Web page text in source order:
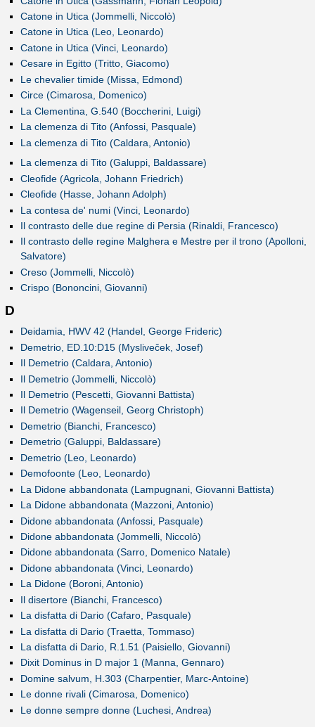
Catone in Utica (Jommelli, Niccolò)
Catone in Utica (Leo, Leonardo)
Catone in Utica (Vinci, Leonardo)
Cesare in Egitto (Tritto, Giacomo)
Le chevalier timide (Missa, Edmond)
Circe (Cimarosa, Domenico)
La Clementina, G.540 (Boccherini, Luigi)
La clemenza di Tito (Anfossi, Pasquale)
La clemenza di Tito (Caldara, Antonio)
La clemenza di Tito (Galuppi, Baldassare)
Cleofide (Agricola, Johann Friedrich)
Cleofide (Hasse, Johann Adolph)
La contesa de' numi (Vinci, Leonardo)
Il contrasto delle due regine di Persia (Rinaldi, Francesco)
Il contrasto delle regine Malghera e Mestre per il trono (Apolloni,
Salvatore)
Creso (Jommelli, Niccolò)
Crispo (Bononcini, Giovanni)
D
Deidamia, HWV 42 (Handel, George Frideric)
Demetrio, ED.10:D15 (Mysliveček, Josef)
Il Demetrio (Caldara, Antonio)
Il Demetrio (Jommelli, Niccolò)
Il Demetrio (Pescetti, Giovanni Battista)
Il Demetrio (Wagenseil, Georg Christoph)
Demetrio (Bianchi, Francesco)
Demetrio (Galuppi, Baldassare)
Demetrio (Leo, Leonardo)
Demofoonte (Leo, Leonardo)
La Didone abbandonata (Lampugnani, Giovanni Battista)
La Didone abbandonata (Mazzoni, Antonio)
Didone abbandonata (Anfossi, Pasquale)
Didone abbandonata (Jommelli, Niccolò)
Didone abbandonata (Sarro, Domenico Natale)
Didone abbandonata (Vinci, Leonardo)
La Didone (Boroni, Antonio)
Il disertore (Bianchi, Francesco)
La disfatta di Dario (Cafaro, Pasquale)
La disfatta di Dario (Traetta, Tommaso)
La disfatta di Dario, R.1.51 (Paisiello, Giovanni)
Dixit Dominus in D major 1 (Manna, Gennaro)
Domine salvum, H.303 (Charpentier, Marc-Antoine)
Le donne rivali (Cimarosa, Domenico)
Le donne sempre donne (Luchesi, Andrea)